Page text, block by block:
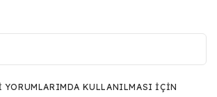
YORUMLARIMDA KULLANILMASI IÇIN